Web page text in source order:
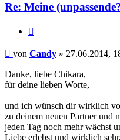
Re: Meine
Beitrag
von Candy » 27.06.2014,
Danke, liebe Chikara,
für deine lieben Worte,
und ich wünsch dir wirklich
zu deinem neuen Partner und
jeden Tag noch mehr wächst
Liebe erlebst und wirklich